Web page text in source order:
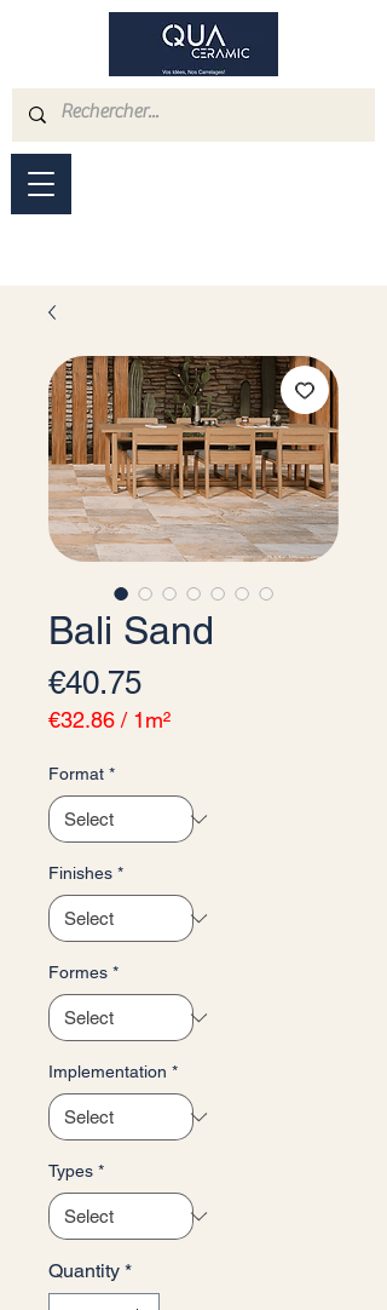
Bali Sand
€40.75Price
€32.86 / 1m²
per
1
Square
Format *
Finishes *
Formes *
Implementation *
Types *
Quantity *